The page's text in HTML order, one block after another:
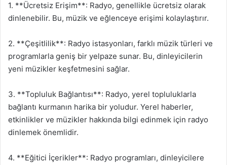
1. **Ücretsiz Erişim**: Radyo, genellikle ücretsiz olarak
dinlenebilir. Bu, müzik ve eğlenceye erişimi kolaylaştırır.
2. **Çeşitlilik**: Radyo istasyonları, farklı müzik türleri ve
programlarla geniş bir yelpaze sunar. Bu, dinleyicilerin
yeni müzikler keşfetmesini sağlar.
3. **Topluluk Bağlantısı**: Radyo, yerel topluluklarla
bağlantı kurmanın harika bir yoludur. Yerel haberler,
etkinlikler ve müzikler hakkında bilgi edinmek için radyo
dinlemek önemlidir.
4. **Eğitici İçerikler**: Radyo programları, dinleyicilere